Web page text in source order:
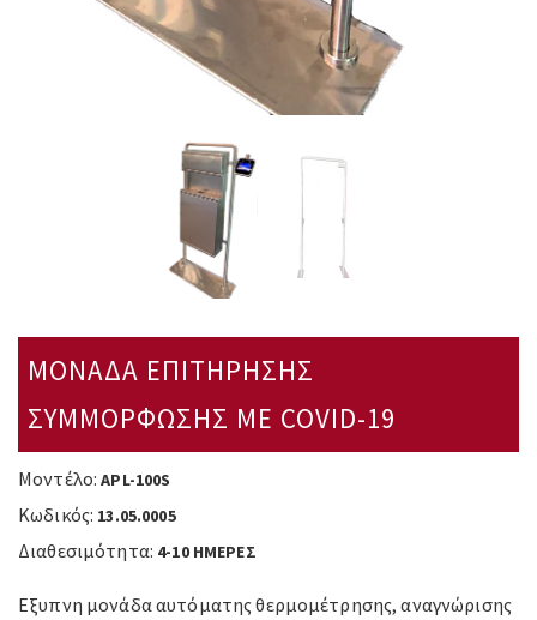
ΜΟΝΑΔΑ ΕΠΙΤΗΡΗΣΗΣ
ΣΥΜΜΟΡΦΩΣΗΣ ΜΕ COVID-19
Μοντέλο: APL-100S
Κωδικός: 13.05.0005
Διαθεσιμότητα: 4-10 ΗΜΕΡΕΣ
Εξυπνη μονάδα αυτόματης θερμομέτρησης, αναγνώρισης